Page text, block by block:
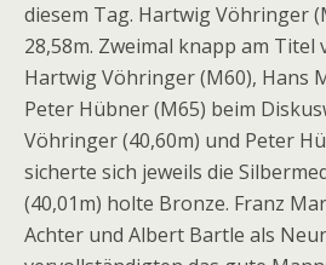
diesem Tag. Hartwig Vöhringer
28,58m. Zweimal knapp am
Hartwig Vöhringer (M60), Hans
Peter Hübner (M65) beim
Vöhringer (40,60m) und Peter
sicherte sich jeweils die
(40,01m) holte Bronze. Franz
Achter und Albert Bartle als